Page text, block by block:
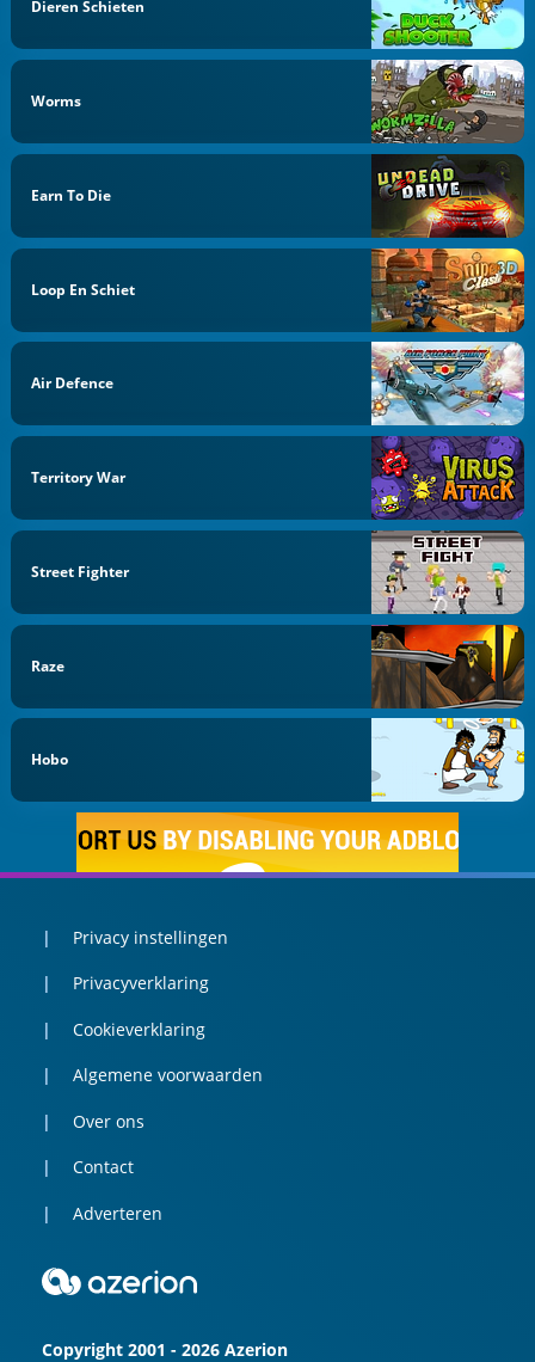
Dieren Schieten
Worms
Earn To Die
Loop En Schiet
Air Defence
Territory War
Street Fighter
Raze
Hobo
Privacy instellingen
Privacyverklaring
Cookieverklaring
Algemene voorwaarden
Over ons
Contact
Adverteren
Copyright 2001 - 2026 Azerion